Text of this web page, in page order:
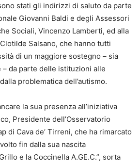
stati gli indirizzi di saluto da parte
Giovanni Baldi e degli Assessori
Sociali, Vincenzo Lamberti, ed alla
Salsano, che hanno tutti
di un maggiore sostegno – sia
da parte delle istituzioni alle
problematica dell’autismo.
la sua presenza all’iniziativa
Presidente dell’Osservatorio
di Cava de’ Tirreni, che ha rimarcato
fin dalla sua nascita
e la Coccinella A.GE.C.”, sorta